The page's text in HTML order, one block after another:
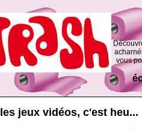
vous
les jeux vidéos, c'est heu...